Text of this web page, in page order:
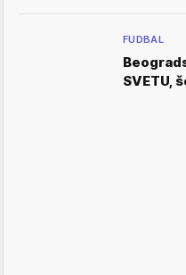
FUDBAL
SVETU,